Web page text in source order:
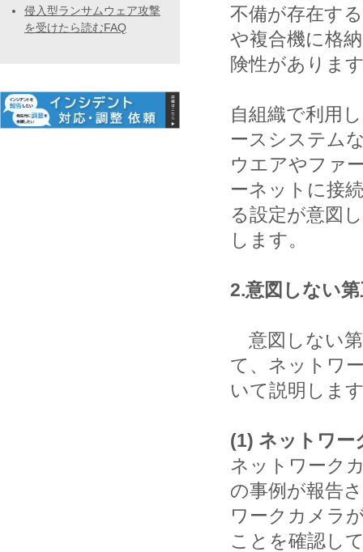
不備が存在す
や複合機に格
険性がありま
自組織で利用
ースシステム
ウエアやファ
ーネットに接
る設定が意図
します。
2.意図しない
意図しない
て、ネットワ
いて説明しま
(1) ネットワー
ネットワーク
の事例が報告
ワークカメラ
ことを確認し
侵入型ランサムウェア攻撃
を受けたら読むFAQ